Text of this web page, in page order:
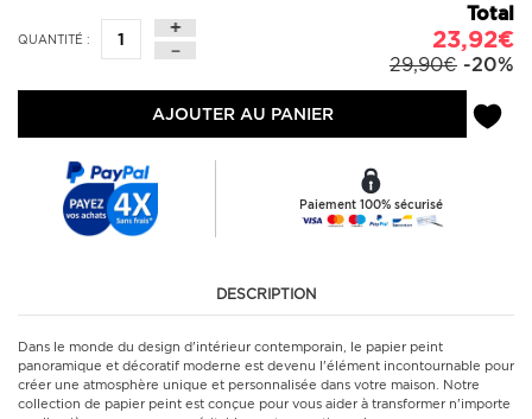
QUANTITÉ :
Total
23,92€
29,90€ -20%
AJOUTER AU PANIER
Paiement 100% sécurisé
DESCRIPTION
Dans le monde du design d'intérieur contemporain, le papier peint
panoramique et décoratif moderne est devenu l'élément incontournable pour
créer une atmosphère unique et personnalisée dans votre maison. Notre
collection de papier peint est conçue pour vous aider à transformer n'importe